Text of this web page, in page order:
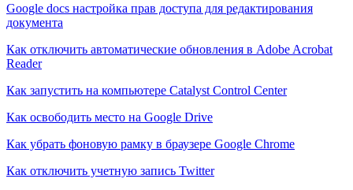
Google docs настройка прав доступа для редактирования
документа
Как отключить автоматические обновления в Adobe Acrobat
Reader
Как запустить на компьютере Catalyst Control Center
Как освободить место на Google Drive
Как убрать фоновую рамку в браузере Google Chrome
Как отключить учетную запись Twitter